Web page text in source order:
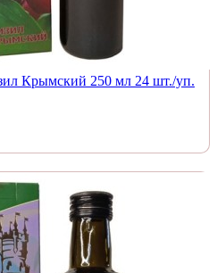
Крымский 250 мл 24 шт./уп.